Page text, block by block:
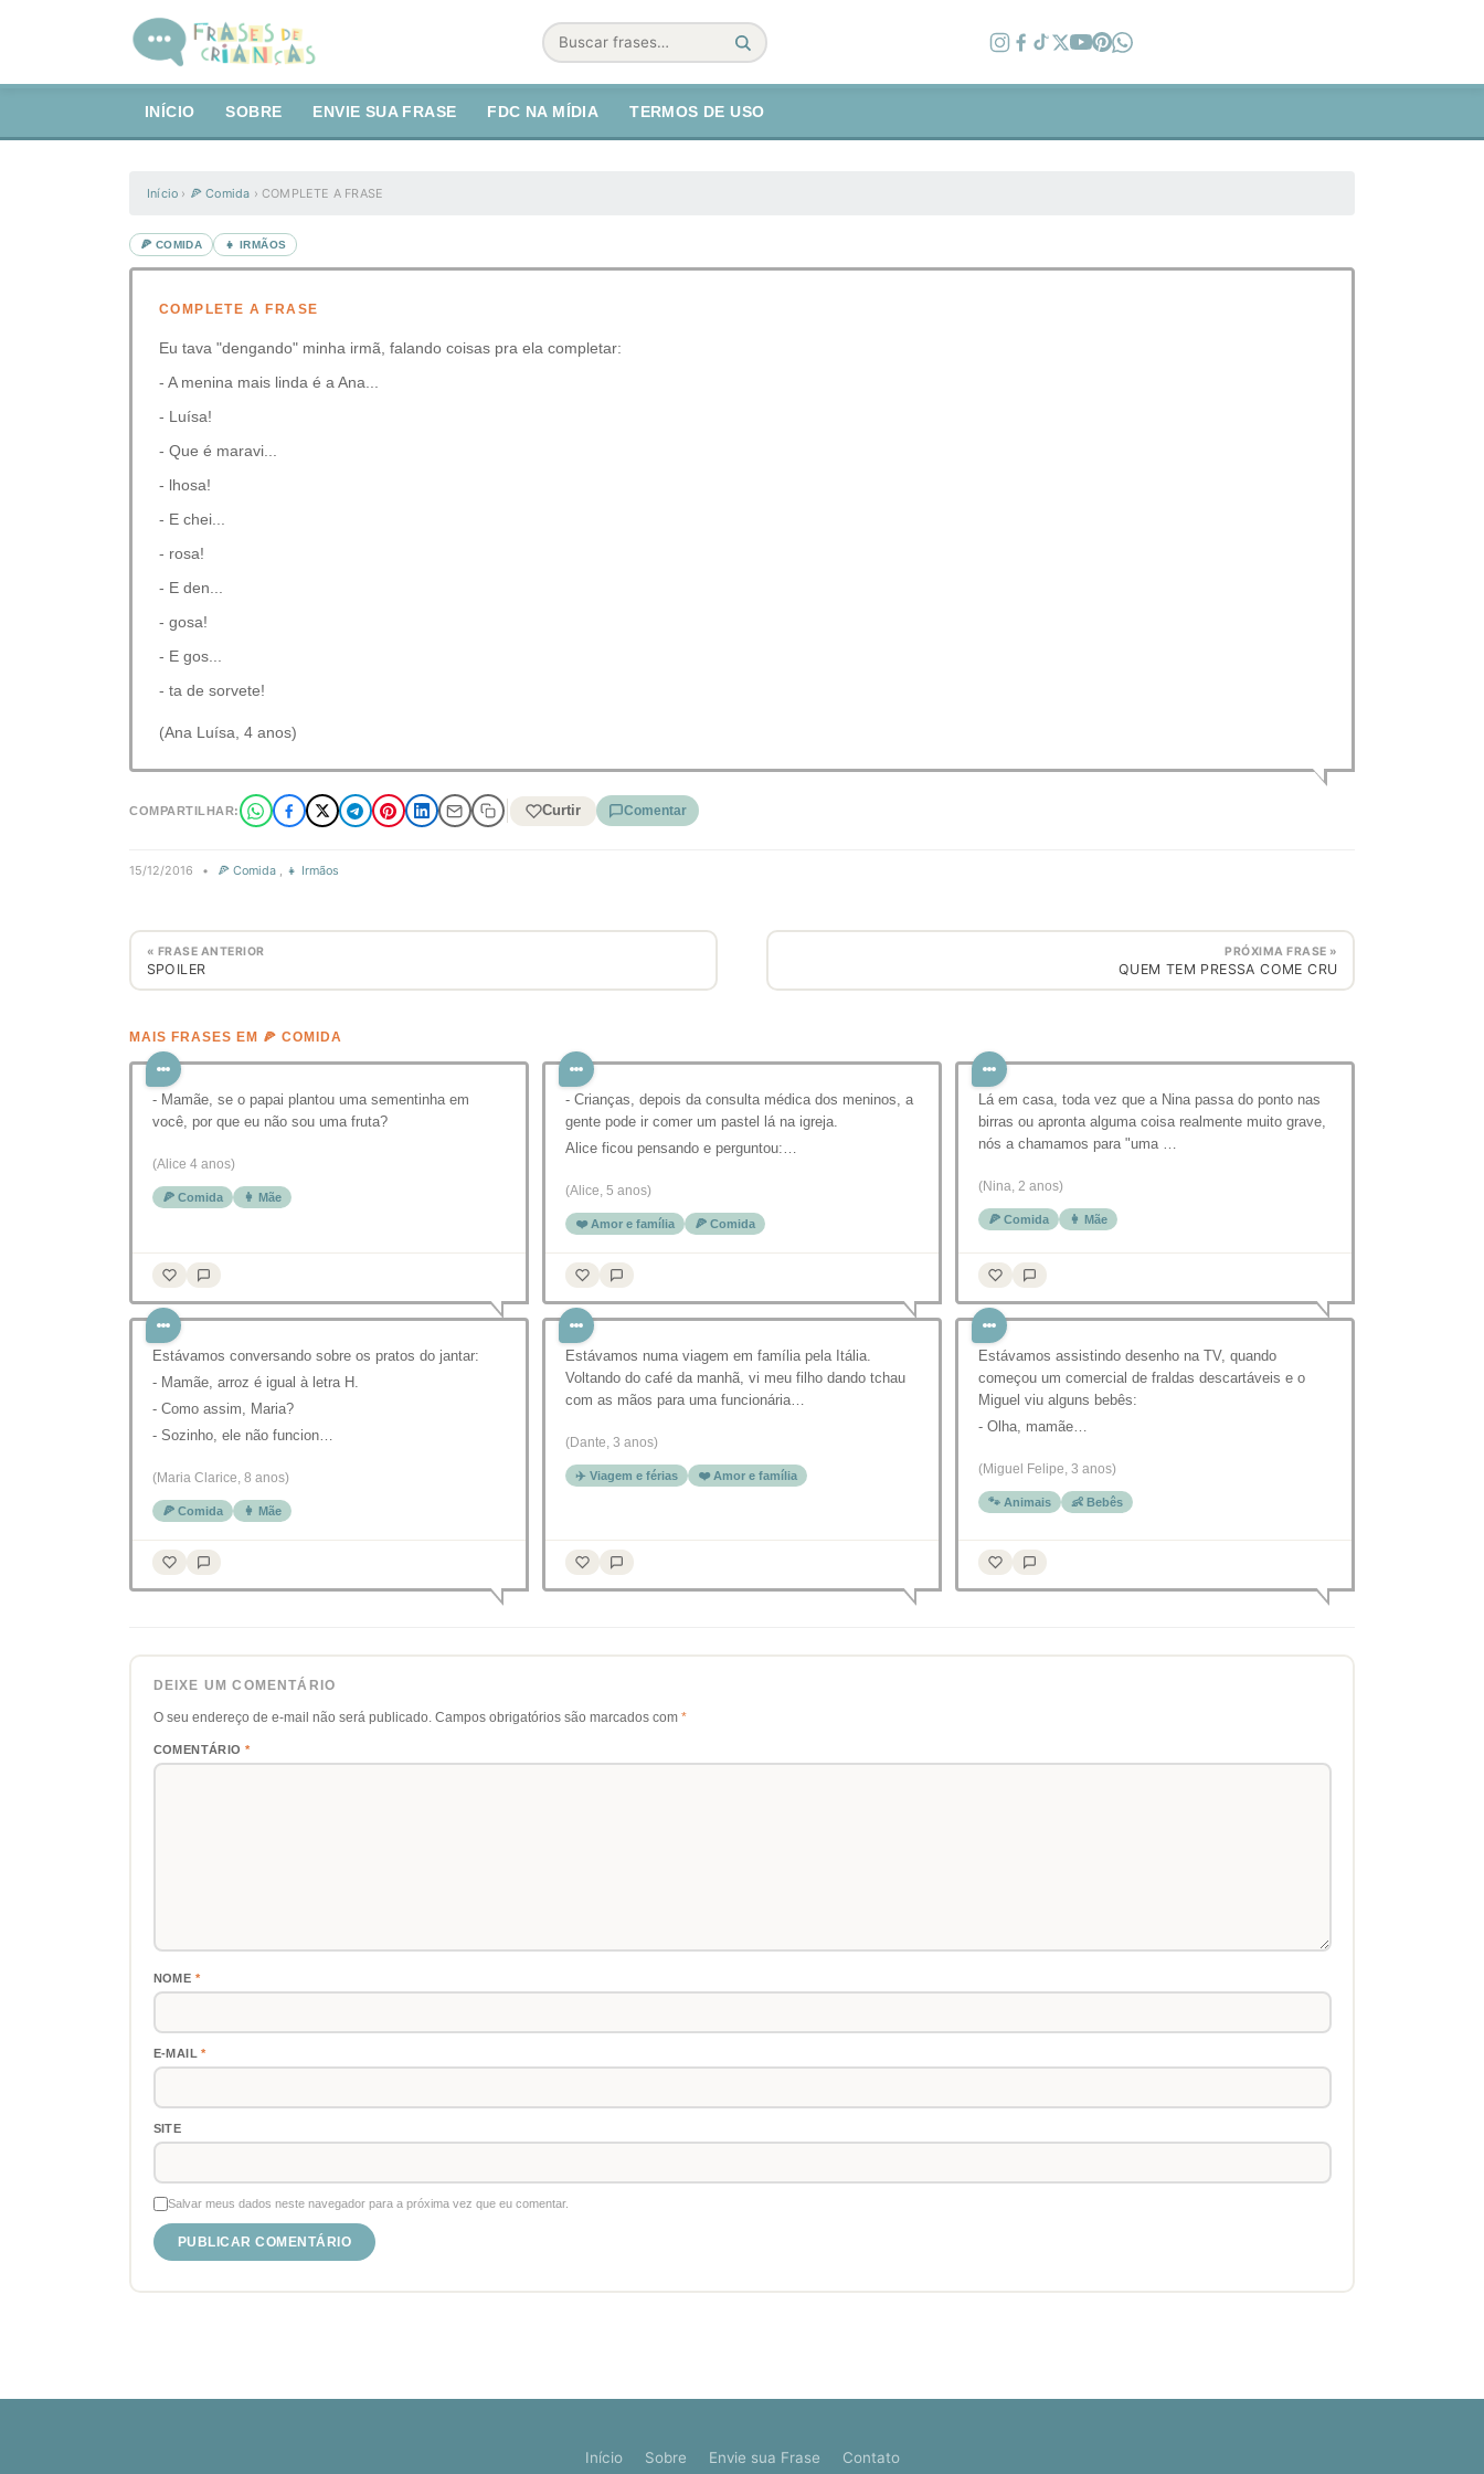
Buscar
INÍCIO SOBRE ENVIE SUA FRASE FDC NA MÍDIA TERMOS DE USO
Início › 🍕 Comida ›COMPLETE A FRASE
🍕 COMIDA 👧 IRMÃOS
COMPLETE A FRASE
Eu tava "dengando" minha irmã, falando coisas pra ela completar:
- A menina mais linda é a Ana...
- Luísa!
- Que é maravi...
- lhosa!
- E chei...
- rosa!
- E den...
- gosa!
- E gos...
- ta de sorvete!
(Ana Luísa, 4 anos)
COMPARTILHAR: Curtir Comentar
15/12/2016 • 🍕 Comida , 👧 Irmãos
« FRASE ANTERIOR
SPOILER
PRÓXIMA FRASE »
QUEM TEM PRESSA COME CRU
MAIS FRASES EM 🍕 COMIDA
- Mamãe, se o papai plantou uma sementinha em
você, por que eu não sou uma fruta?
(Alice 4 anos)
🍕 Comida 👩 Mãe
- Crianças, depois da consulta médica dos meninos, a
gente pode ir comer um pastel lá na igreja.
Alice ficou pensando e perguntou:…
(Alice, 5 anos)
❤️ Amor e família 🍕 Comida
Lá em casa, toda vez que a Nina passa do ponto nas
birras ou apronta alguma coisa realmente muito grave,
nós a chamamos para "uma …
(Nina, 2 anos)
🍕 Comida 👩 Mãe
Estávamos conversando sobre os pratos do jantar:
- Mamãe, arroz é igual à letra H.
- Como assim, Maria?
- Sozinho, ele não funcion…
(Maria Clarice, 8 anos)
🍕 Comida 👩 Mãe
Estávamos numa viagem em família pela Itália.
Voltando do café da manhã, vi meu filho dando tchau
com as mãos para uma funcionária…
(Dante, 3 anos)
✈️ Viagem e férias ❤️ Amor e família
Estávamos assistindo desenho na TV, quando
começou um comercial de fraldas descartáveis e o
Miguel viu alguns bebês:
- Olha, mamãe…
(Miguel Felipe, 3 anos)
🐾 Animais 👶 Bebês
DEIXE UM COMENTÁRIO
O seu endereço de e-mail não será publicado. Campos obrigatórios são marcados com *
COMENTÁRIO *
NOME *
E-MAIL*
SITE
Salvar meus dados neste navegador para a próxima vez que eu comentar.
Início Sobre Envie sua Frase Contato